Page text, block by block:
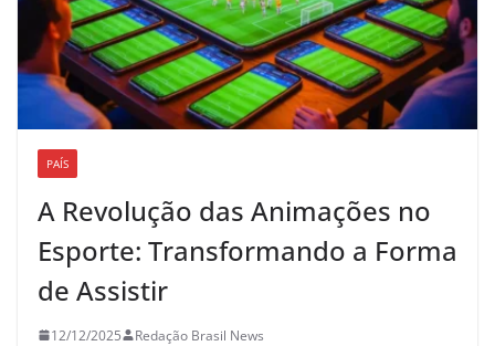
PAÍS
A Revolução das Animações no
Esporte: Transformando a Forma
de Assistir
12/12/2025 Redação Brasil News